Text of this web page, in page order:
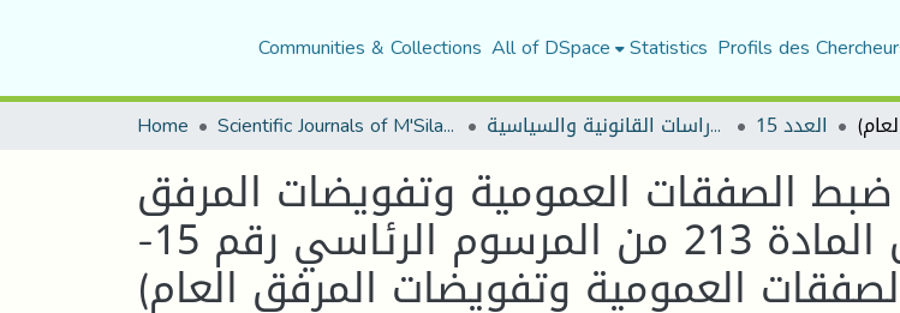
Communities & Collections All of DSpace Statistics Profils des
Home Scientific Journals of M'Sila University مجلة الأستاذ الباحث للدراسات القانونية والسياسية العدد 15
ضبط الصفقات العمومية وتفويضات المرفق
العام في الجزائر (قراءة في نص المادة 213 من المرسوم الرئاسي رقم 15-